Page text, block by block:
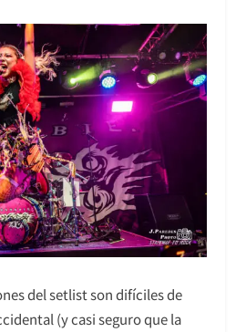
del setlist son difíciles de
(y casi seguro que la